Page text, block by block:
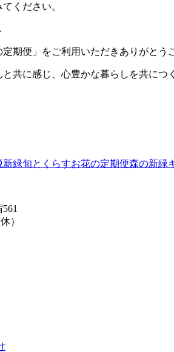
ください。
期便」をご利用いただきありがとう
共に感じ、心豊かな暮らしを共につ
新緑旬とくらすお花の定期便森の新緑
）